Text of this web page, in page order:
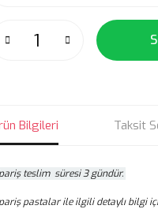
Bilgileri Taksit
teslim süresi 3 gündür.
pastalar ile ilgili detaylı bilgi